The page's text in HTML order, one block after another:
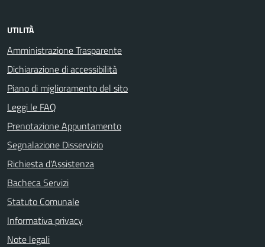
UTILITÀ
Amministrazione Trasparente
Dichiarazione di accessibilità
Piano di miglioramento del sito
Leggi le FAQ
Prenotazione Appuntamento
Segnalazione Disservizio
Richiesta d'Assistenza
Bacheca Servizi
Statuto Comunale
Informativa privacy
Note legali